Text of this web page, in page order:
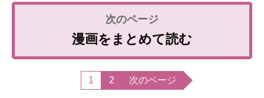
漫画をまとめて読む
1 2 次のページ